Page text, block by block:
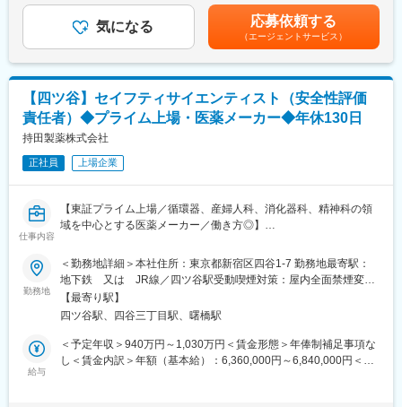
安全性情報部長1名(60代)、3名正社員(60代2名、50代1名)、2名
業務委託(60代・70代)です。
少数精鋭な組織ですので、風通しが非常によいです。上下関係も
フラットで、社長への提案も活発に行われており、裁量のある環
境で就業が出来ます。
■働き方
在宅勤務・リモートワーク相談可
入社後に上長と確認の上、週5勤務の方は2日まで在宅勤務での就
情勢を見極めた上で変更される可能性有）
■安全管理業務の委受託対応
■添付文書および医薬品情報の作成・管理
■当社製品の情報提供、お問合せ対応
■規制当局、提携会社等による査察・PV監査等の対応
■販売情報提供活動監督業務
【働きやすさ】
ワークライフバランスを重視しており、長期就業いただける環境
です。
土日祝休み、年休125日、業務効率化も推進しており、残業ほと
んどありません。また、新宿駅至近のオフィスは通勤も快適。一
人ひとりの裁量が大きく、安全性情報担当として手触り感のある
業務が可能です。
【当社について】
当社は1959年に医薬品輸入業社として設立された60年以上の歴史
を持つ医薬品メーカーです。セルニルトン錠やヘモリンド舌下錠
等の独自製品を販売しています。
床・非臨床試験を実施しております。特に当社が50年以上製造を
行っている前立腺治療のセルニルトン錠（先発品）が安定的な売
績）■昇給：2,000円～7,200円（2025年実績）賃金はあくまでも
目安の金額であり、選考を通じて上下する可能性があります。月
給(月額)は固定手当を含めた表記です。
気になる 応募依頼する
（エージェントサービス）
【四ツ谷】セイフティサイエンティスト（安全性評価
責任者）◆プライム上場・医薬メーカー◆年休130日
持田製薬株式会社
正社員 上場企業
仕事内容
【東証プライム上場／循環器、産婦人科、消化器科、精神科の領
域を中心とする医薬メーカー／働き方◎】
■業務概要：
セイフティサイエンティストとして、担当製品に関する情報（疾
患、薬剤等）やリスク管理計画を理解した上で、得られた安全性
データをもとに科学的な観点で主体的に安全性評価を行い、措置
を立案、安全性活動についてリードいただきます。
■業務内容：
勤務地
＜勤務地詳細＞本社住所：東京都新宿区四谷1-7 勤務地最寄駅：
地下鉄 又は JR線／四ツ谷駅受動喫煙対策：屋内全面禁煙変更
の範囲：会社の定める場所（テレワークを行う場所を含む）
【最寄り駅】
四ツ谷駅、四谷三丁目駅、曙橋駅
給与
＜予定年収＞940万円～1,030万円＜賃金形態＞年俸制補足事項な
し＜賃金内訳＞年額（基本給）：6,360,000円～6,840,000円＜月